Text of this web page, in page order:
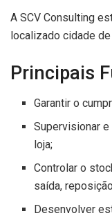
A SCV Consulting
localizado cidade
Principais
Garantir o
Supervisionar
loja;
Controlar o
saída,
Desenvolver